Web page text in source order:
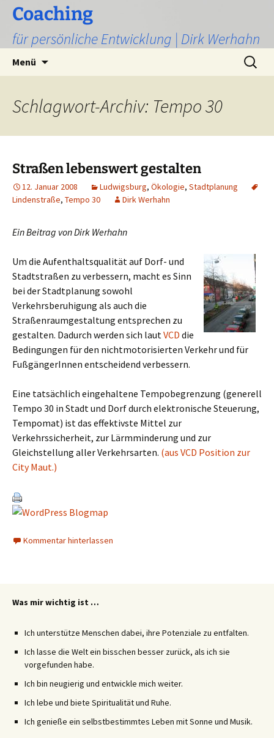
Zum
Inhalt
springen
Coaching
für persönliche Entwicklung | Dirk Werhahn
Menü
Suchen
nach:
Schlagwort-Archiv: Tempo 30
Straßen lebenswert gestalten
12. Januar 2008 Ludwigsburg, Ökologie, Stadtplanung
Lindenstraße, Tempo 30 Dirk Werhahn
Ein Beitrag von Dirk Werhahn
Um die Aufenthaltsqualität auf Dorf- und
Stadtstraßen zu verbessern, macht es Sinn
bei der Stadtplanung sowohl
Verkehrsberuhigung als auch die
Straßenraumgestaltung entsprechen zu
gestalten. Dadurch werden sich lautVCD die
Bedingungen für den nichtmotorisierten Verkehr und für
FußgängerInnen entscheidend verbessern.
Eine tatsächlich eingehaltene Tempobegrenzung (generell
Tempo 30 in Stadt und Dorf durch elektronische Steuerung,
Tempomat) ist das effektivste Mittel zur
Verkehrssicherheit, zur Lärmminderung und zur
Gleichstellung aller Verkehrsarten. (aus VCD Position zur
City Maut.)
Kommentar hinterlassen
Was mir wichtig ist …
Ich unterstütze Menschen dabei, ihre Potenziale zu entfalten.
Ich lasse die Welt ein bisschen besser zurück, als ich sie
vorgefunden habe.
Ich bin neugierig und entwickle mich weiter.
Ich lebe und biete Spiritualität und Ruhe.
Ich genieße ein selbstbestimmtes Leben mit Sonne und Musik.